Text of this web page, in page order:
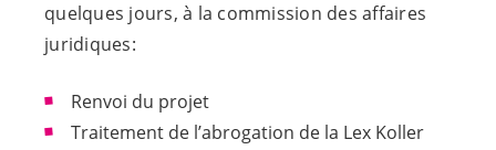
quelques jours, à la commission des affaires
juridiques:
Renvoi du projet
Traitement de l’abrogation de la Lex Koller